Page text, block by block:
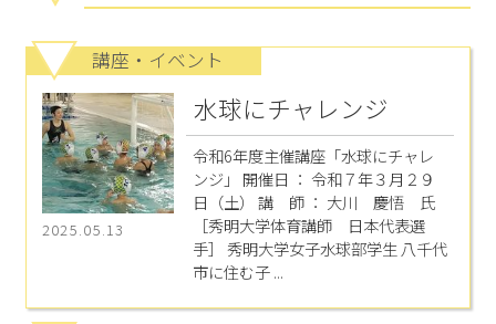
講座・イベント
2025.05.13
水球にチャレンジ
令和6年度主催講座「水球にチャレ
ンジ」 開催日 ： 令和７年３月２９
日（土） 講 師 ： 大川 慶悟 氏
［秀明大学体育講師 日本代表選
手］ 秀明大学女子水球部学生 八千代
市に住む子 ...